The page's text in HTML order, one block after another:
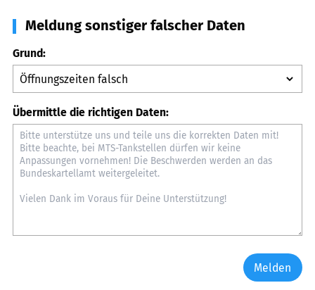
Meldung sonstiger falscher Daten
Grund:
Übermittle die richtigen Daten:
Melden